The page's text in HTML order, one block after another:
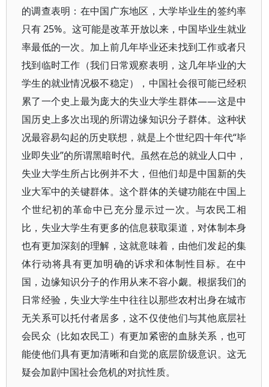
的调查表明：在中国广东地区，大学毕业生的签约率
只有 25%。这可能是改革开放以来，中国毕业生就业
率最低的一次。加上前几年毕业还未找到工作或者只
找到临时工作（我们日常观察表明，这几年毕业的大
学生的就业情况极不稳定），中国社会很可能已经积
累了一个史上最为庞大的失业大学生群体——这是中
国历史上多次出现的所谓边缘知识分子群体。这种状
况最容易勾起的历史联想，就是上个世纪四十年代“毕
业即失业”的所谓黑暗时代。虽然在总的就业人口中，
失业大学生所占比例并不大，但他们却是中国新的失
业大军中的关键群体。这个群体的关键功能在中国上
个世纪初的革命中已充分显示过一次。与农民工相
比，失业大学生有更多的信息获取渠道，对体制本身
也有更加深刻的理解，这就意味着，由他们发起的集
体行动将具有更加明确的诉求和体制性目标。在中
国，边缘知识分子的作用从来不容小觑。根据我们的
日常经验，失业大学生中往往以那些农村出身在城市
无关系可以托付者居多，这不仅使他们与其他底层社
会民众（比如农民工）有更加紧密的血脉关系，也可
能使他们具有更加清晰和自觉的底层阶级意识。这无
疑会加剧中国社会危机的对抗性质。